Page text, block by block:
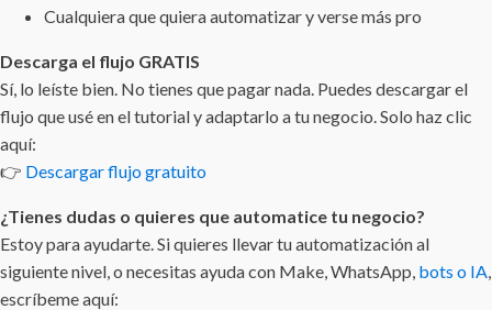
Cualquiera que quiera automatizar y verse más pro
Descarga el flujo GRATIS
Sí, lo leíste bien. No tienes que pagar nada. Puedes descargar el
flujo que usé en el tutorial y adaptarlo a tu negocio. Solo haz clic
aquí:
👉 Descargar flujo gratuito
¿Tienes dudas o quieres que automatice tu negocio?
Estoy para ayudarte. Si quieres llevar tu automatización al
siguiente nivel, o necesitas ayuda con Make, WhatsApp, bots o IA
escríbeme aquí: